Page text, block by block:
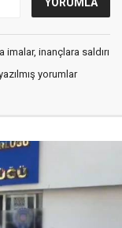
inançlara saldırı
yorumlar